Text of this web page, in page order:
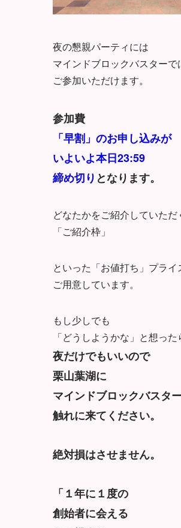
夜の懇親パーティには
マインドブロックバスターで
ご参加いただけます。
参加費
「早割」のお申し込みが
いよいよ本日23:59
締め切り となります。
どなたかをご紹介していただ
「ご紹介枠」
といった「お値打ち」プライ
ご用意しています。
もし少しでも
「どうしようかな」と想った
夜だけでもいいので
栗山葉湖に
マインドブロックバスタ
触れに来てください。
絶対損はさせません。
「１年に１度の
創始者に会える